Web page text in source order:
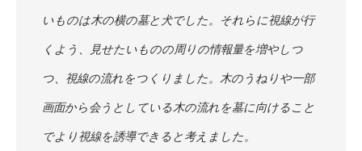
いものは木の横の墓と犬でした。それらに視線が行
くよう、見せたいものの周りの情報量を増やしつ
つ、視線の流れをつくりました。木のうねりや一部
画面から会うとしている木の流れを墓に向けること
でより視線を誘導できると考えました。